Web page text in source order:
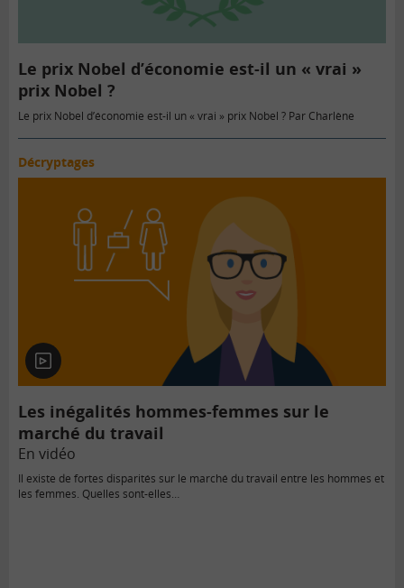
Le prix Nobel d’économie est-il un « vrai »
prix Nobel ?
Le prix Nobel d’économie est-il un « vrai » prix Nobel ? Par Charlène
Décryptages
En
vidéo
Les inégalités hommes-femmes sur le
marché du travail
En vidéo
Il existe de fortes disparités sur le marché du travail entre les hommes et
les femmes. Quelles sont-elles…